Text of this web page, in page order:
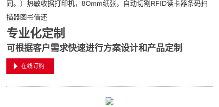
同。）热敏收据打印机，8Omm纸张，自动切割RFID读卡器条码扫
描器图书借还
专业化定制
可根据客户需求快速进行方案设计和产品定制
在线订购